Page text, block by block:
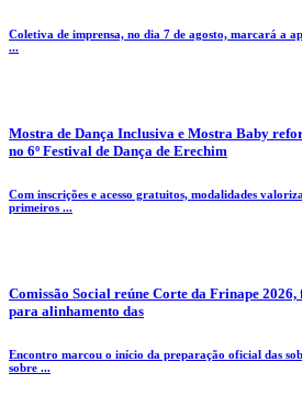
Coletiva de imprensa, no dia 7 de agosto, marcará a
...
Mostra de Dança Inclusiva e Mostra Baby
no 6º Festival de Dança de Erechim
Com inscrições e acesso gratuitos, modalidades
primeiros ...
Comissão Social reúne Corte da Frinape
para alinhamento das
Encontro marcou o início da preparação oficial das
sobre ...